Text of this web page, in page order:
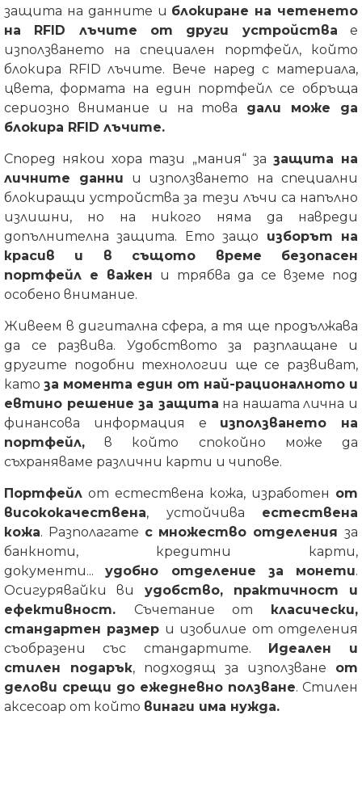
защита на данните и блокиране на четенето
на RFID лъчите от други устройства е
използването на специален портфейл, който
блокира RFID лъчите. Вече наред с материала,
цвета, формата на един портфейл се обръща
сериозно внимание и на това дали може да
блокира RFID лъчите.
Според някои хора тази „мания“ за защита на
личните данни и използването на специални
блокиращи устройства за тези лъчи са напълно
излишни, но на никого няма да навреди
допълнителна защита. Ето защо изборът на
красив и в същото време безопасен
портфейл е важен и трябва да се вземе под
особено внимание.
Живеем в дигитална сфера, а тя ще продължава
да се развива. Удобството за разплащане и
другите подобни технологии ще се развиват,
като за момента един от най-рационалното и
евтино решение за защита на нашата лична и
финансова информация е използването на
портфейл, в който спокойно може да
съхраняваме различни карти и чипове.
Портфейл от естествена кожа, изработен от
висококачествена, устойчива естествена
кожа. Разполагате с множество отделенияза
банкноти, кредитни карти,
документи...удобно отделение за монети.
Осигурявайки ви удобство, практичност и
ефективност. Съчетание от класически,
стандартен размер и изобилие от отделения
съобразени със стандартите. Идеален и
стилен подарък, подходящ за използване от
делови срещи до ежедневно ползване. Стилен
аксесоар от който винаги има нужда.